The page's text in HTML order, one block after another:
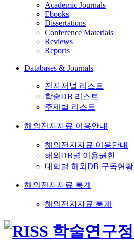
Academic Journals
Ebooks
Dissertations
Conference Materials
Reviews
Reports
Databases & Journals
전자저널 리스트
학술DB 리스트
주제별 리스트
해외전자자료 이용안내
해외전자자료 이용안내
해외DB별 이용권한
대학별 해외DB 구독현황
해외전자자료 통계
해외전자자료 통계